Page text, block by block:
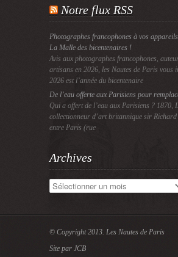
Notre flux RSS
Photographes francophones à vos
La Malle des bicentenaires !
Avis aux photographes francophones,
artisans en 2026, les Nautes de Paris vous
2026 est l’année du bicentenaire
De l’eau offerte aux Parisiens pour
Qui a offert de l’eau aux Parisiens ? 1870,
collectionneur d’art britannique sir Richard
entre Paris (rue
Archives
Archives
© Copyright 2013. Les Nautes de Paris
Site par JCB